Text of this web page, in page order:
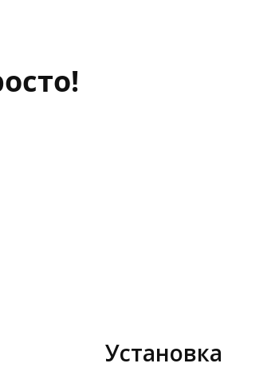
Установка